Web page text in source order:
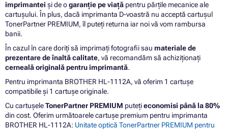
imprimantei și de ogaranție pe viață pentru părțile mecanice ale
cartușului. În plus, dacă imprimanta D-voastră nu acceptă cartușul
TonerPartner PREMIUM, îl puteți returna iar noi vă vom rambursa
banii.
În cazul în care doriți să imprimați fotografii sau materiale de
prezentare de înaltă calitate, vă recomandăm să achiziționați
cerneală originală pentru imprimantă.
Pentru imprimanta BROTHER HL-1112A, vă oferim 1 cartușe
compatibile și 1 cartușe originale.
Cu cartușeleTonerPartner PREMIUM putețieconomisi până la 80%
din cost. Oferim următoarele cartușe premium pentru imprimanta
BROTHER HL-1112A: Unitate optică TonerPartner PREMIUM pentru